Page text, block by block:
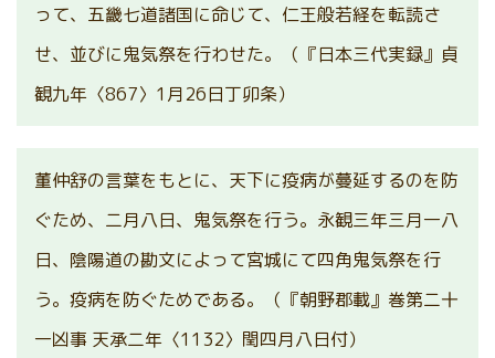
って、五畿七道諸国に命じて、仁王般若経を転読さ
せ、並びに鬼気祭を行わせた。（『日本三代実録』貞
観九年〈867〉1月26日丁卯条）
董仲舒の言葉をもとに、天下に疫病が蔓延するのを防
ぐため、二月八日、鬼気祭を行う。永観三年三月一八
日、陰陽道の勘文によって宮城にて四角鬼気祭を行
う。疫病を防ぐためである。（『朝野郡載』巻第二十
一凶事 天承二年〈1132〉閏四月八日付）